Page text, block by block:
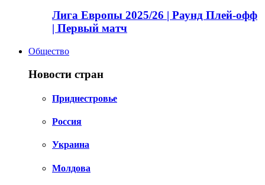
Лига Европы 2025/26 | Раунд Плей-офф
| Первый матч
Общество
Новости стран
Приднестровье
Россия
Украина
Молдова